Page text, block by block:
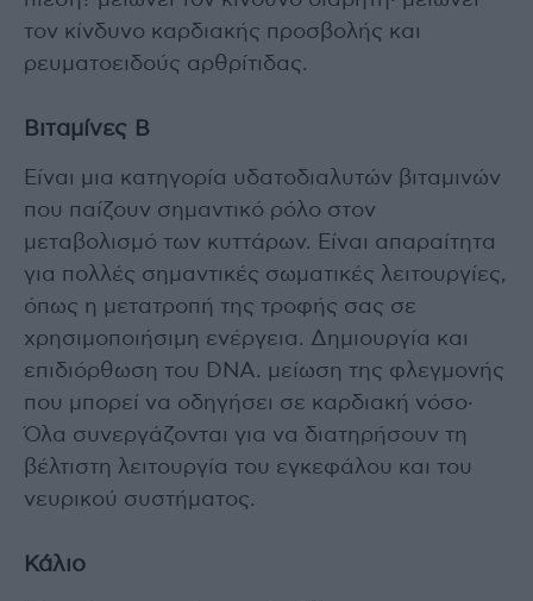
τον κίνδυνο καρδιακής προσβολής και
ρευματοειδούς αρθρίτιδας.
Βιταμίνες Β
Είναι μια κατηγορία υδατοδιαλυτών βιταμινών
που παίζουν σημαντικό ρόλο στον
μεταβολισμό των κυττάρων. Είναι απαραίτητα
για πολλές σημαντικές σωματικές λειτουργίες,
όπως η μετατροπή της τροφής σας σε
χρησιμοποιήσιμη ενέργεια. Δημιουργία και
επιδιόρθωση του DNA. μείωση της φλεγμονής
που μπορεί να οδηγήσει σε καρδιακή νόσο·
Όλα συνεργάζονται για να διατηρήσουν τη
βέλτιστη λειτουργία του εγκεφάλου και του
νευρικού συστήματος.
Κάλιο